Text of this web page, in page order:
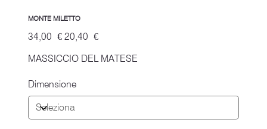
MONTE MILETTO
Prezzo
originale
34,00 € Prezzo
scontato
20,40 €
MASSICCIO DEL MATESE
Dimensione